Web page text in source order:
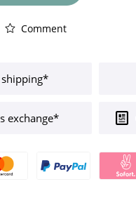
Comment
shipping*
exchange*